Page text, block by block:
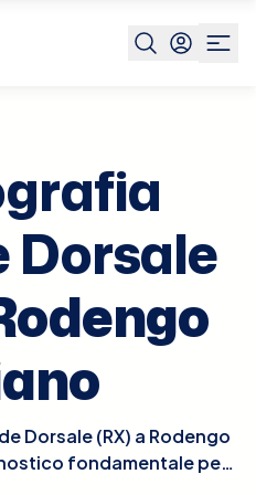
Rachide Dorsale Rx
Dorsale
Dorsale (RX) a Rodengo
fondamentale per
particolarmente